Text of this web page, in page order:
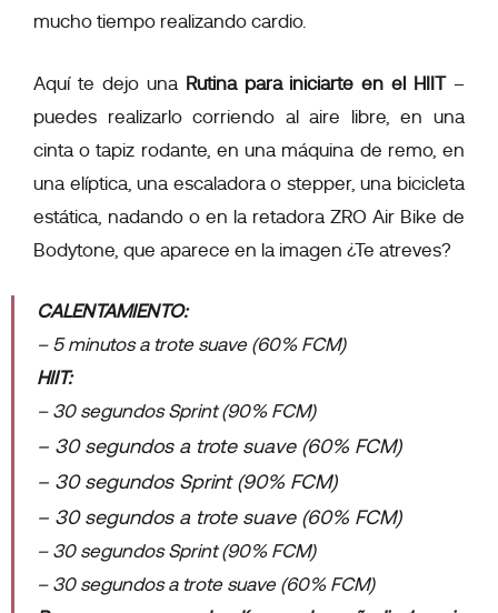
mucho tiempo realizando cardio.
Aquí te dejo una Rutina para iniciarte en el HIIT–
puedes realizarlo corriendo al aire libre, en una
cinta o tapiz rodante, en una máquina de remo, en
una elíptica, una escaladora o stepper, una bicicleta
estática, nadando o en la retadora ZRO Air Bike de
Bodytone, que aparece en la imagen ¿Te atreves?
CALENTAMIENTO:
– 5 minutos a trote suave (60% FCM)
HIIT:
– 30 segundos Sprint (90% FCM)
– 30 segundos a trote suave (60% FCM)
– 30 segundos Sprint (90% FCM)
– 30 segundos a trote suave (60% FCM)
– 30 segundos Sprint (90% FCM)
– 30 segundos a trote suave (60% FCM)